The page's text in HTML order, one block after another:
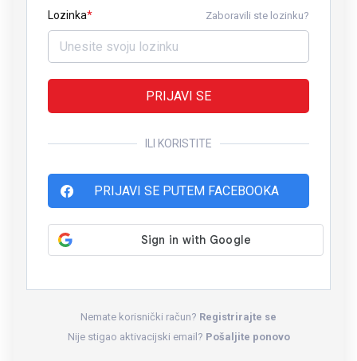
Lozinka Zaboravili ste lozinku?
PRIJAVI SE
ILI KORISTITE
PRIJAVI SE PUTEM FACEBOOKA
Nemate korisnički račun? Registrirajte se
Nije stigao aktivacijski email? Pošaljite ponovo